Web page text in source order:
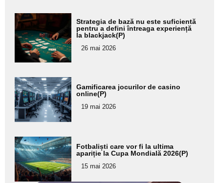
Adaugă
aici textul
pentru
subtitlu
Strategia de bază nu este suficientă
pentru a defini întreaga experiență
la blackjack(P)
26 mai 2026
Adaugă
aici textul
pentru
subtitlu
Gamificarea jocurilor de casino
online(P)
19 mai 2026
Adaugă
aici textul
pentru
subtitlu
Fotbaliști care vor fi la ultima
apariție la Cupa Mondială 2026(P)
15 mai 2026